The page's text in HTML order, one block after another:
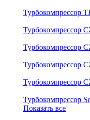
Турбокомпрессор
Турбокомпрессор
Турбокомпрессор
Турбокомпрессор
Турбокомпрессор
Турбокомпрессор
Показать все